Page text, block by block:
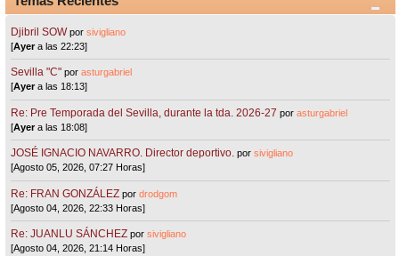
Djibril SOW porsivigliano
[Ayera las 22:23]
Sevilla "C"porasturgabriel
[Ayera las 18:13]
Re: Pre Temporada del Sevilla, durante la tda. 2026-27 porasturgabriel
[Ayera las 18:08]
JOSÉ IGNACIO NAVARRO. Director deportivo. porsivigliano
[Agosto 05, 2026, 07:27 Horas]
Re: FRAN GONZÁLEZ pordrodgom
[Agosto 04, 2026, 22:33 Horas]
Re: JUANLU SÁNCHEZ porsivigliano
[Agosto 04, 2026, 21:14 Horas]